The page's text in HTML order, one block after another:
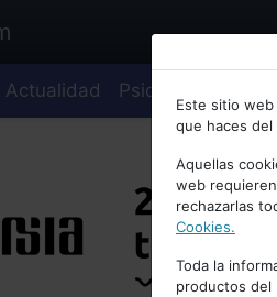
Escribe tu
Accede o
Actualidad Psiquiatría
Este sitio
que haces
Aquellas
web
rechazarlas
Cookies.
Toda la
productos del